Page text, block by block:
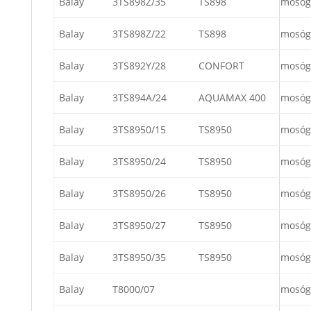
Balay 3TS898Z/22 TS898
Balay 3TS892Y/28 CONFORT
Balay 3TS894A/24 AQUAMAX 400
Balay 3TS8950/15 TS8950
Balay 3TS8950/24 TS8950
Balay 3TS8950/26 TS8950
Balay 3TS8950/27 TS8950
Balay 3TS8950/35 TS8950
Balay T8000/07